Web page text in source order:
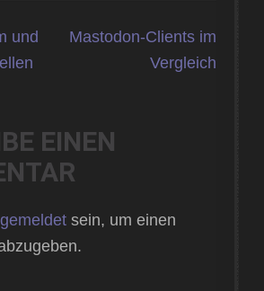
und
Mastodon-Clients im
Vergleich
EINEN
sein, um einen